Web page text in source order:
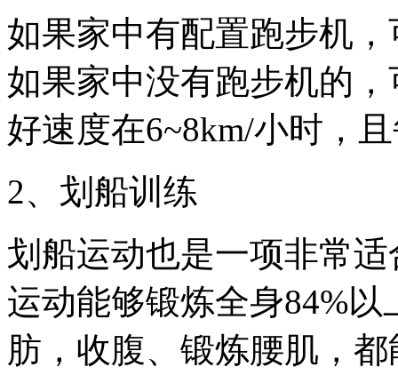
如果家中有配置跑步机
如果家中没有跑步机的
好速度在6~8km/小时，
2、划船训练
划船运动也是一项非常
运动能够锻炼全身84%
肪，收腹、锻炼腰肌，